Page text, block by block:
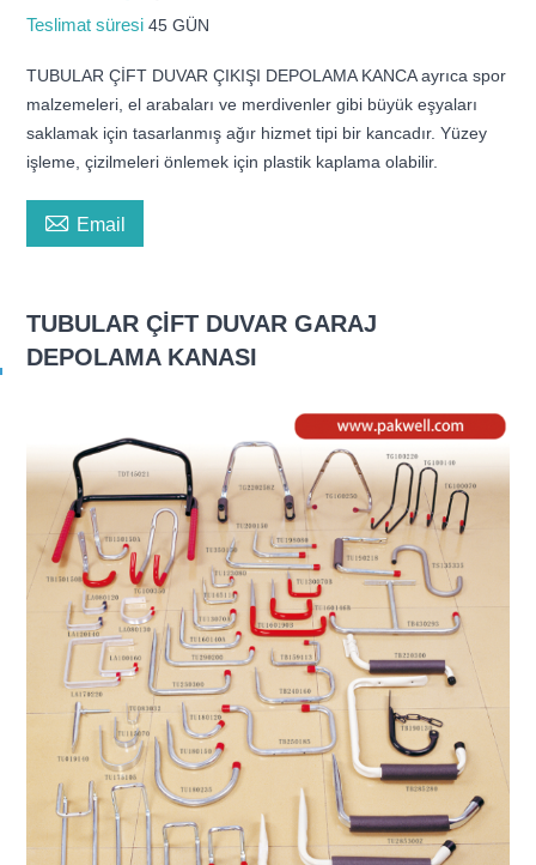
Teslimat süresi45 GÜN
TUBULAR ÇİFT DUVAR ÇIKIŞI DEPOLAMA KANCA ayrıca spor
malzemeleri, el arabaları ve merdivenler gibi büyük eşyaları
saklamak için tasarlanmış ağır hizmet tipi bir kancadır. Yüzey
işleme, çizilmeleri önlemek için plastik kaplama olabilir.
 Email
TUBULAR ÇİFT DUVAR GARAJ
DEPOLAMA KANASI